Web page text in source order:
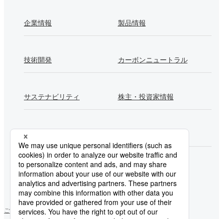
企業情報 製品情報
技術開発 カーボンニュートラル
サステナビリティ 株主・投資家情報
採用情報
製鉄所一覧
ご利用にあたってソーシャルメディアポリシー個人情報保護方針